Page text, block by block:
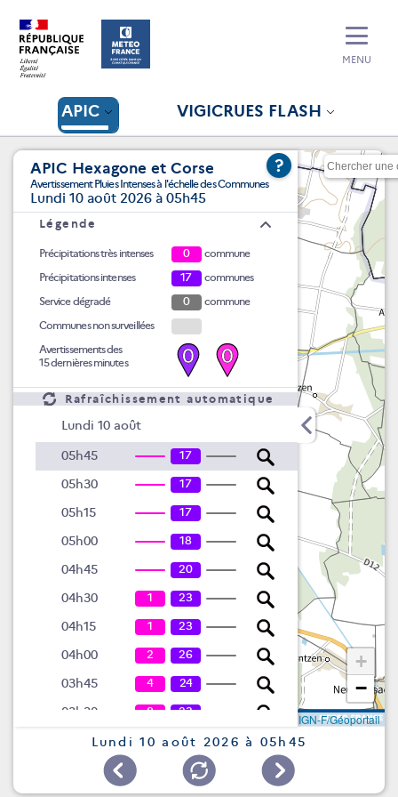
APIC VIGICRUES FLASH
MENU
APIC Hexagone et Corse
Avertissement Pluies Intenses à l'échelle des Communes
Lundi 10 août 2026 à 05h45
?
Légende
Précipitations très intenses 0
commune
Précipitations intenses
17
communes
Service dégradé
0
commune
Communes non surveillées
Avertissements des
15 dernières minutes
0 0
Rafraîchissement automatique
Lundi 10 août
05h45 17
05h30 17
05h15 17
05h00 18
04h45 20
04h30 1 23
04h15 1 23
04h00 2 26
03h45 4 24
03h30 8 23
03h15 11 23
18
+
−
IGN-F/Géoportail
Lundi 10 août 2026 à 05h45